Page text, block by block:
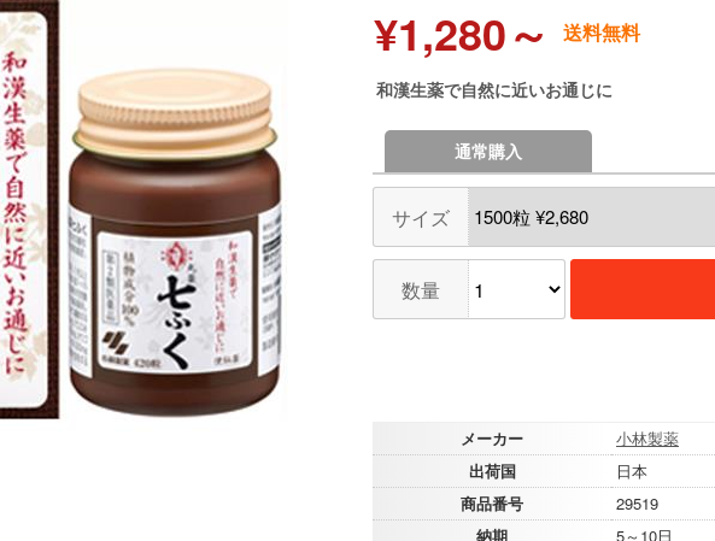
¥1,280～ 送料無料
和漢生薬で自然に近いお通じに
通常購入
サイズ
数量
メーカー
小林製薬
出荷国
日本
商品番号
29519
納期
5～10日